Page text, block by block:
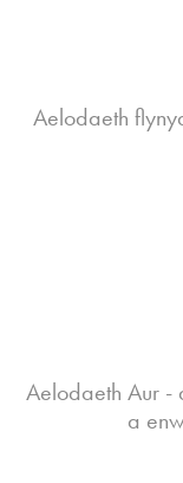
Aelodaeth
Aelodaeth Aur -
a